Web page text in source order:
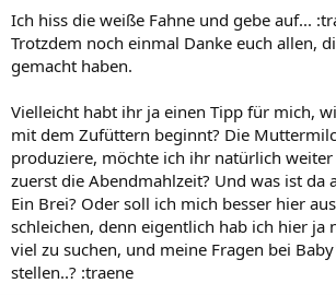
Ich hiss die weiße Fahne und gebe auf...
Trotzdem noch einmal Danke euch allen,
gemacht haben.
Vielleicht habt ihr ja einen Tipp für mich,
mit dem Zufüttern beginnt? Die
produziere, möchte ich ihr natürlich weiter
zuerst die Abendmahlzeit? Und was ist da
Ein Brei? Oder soll ich mich besser hier
schleichen, denn eigentlich hab ich hier ja
viel zu suchen, und meine Fragen bei
stellen..? :traene